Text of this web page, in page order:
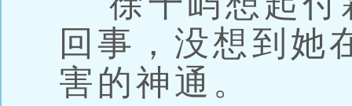
回事，没想到她
害的神通。